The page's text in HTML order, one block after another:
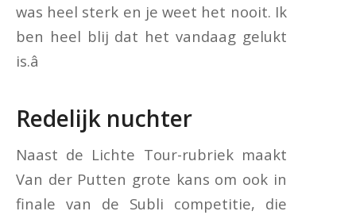
was heel sterk en je weet het nooit. Ik
ben heel blij dat het vandaag gelukt
is.â
Redelijk nuchter
Naast de Lichte Tour-rubriek maakt
Van der Putten grote kans om ook in
finale van de Subli competitie, die